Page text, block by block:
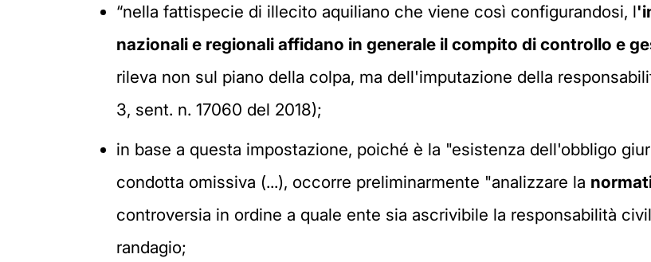
“nella fattispecie di illecito aquiliano che viene così configurandosi, l
nazionali e regionali affidano in generale il compito di controllo e
rileva non sul piano della colpa, ma dell'imputazione della
3, sent. n. 17060 del 2018);
in base a questa impostazione, poiché è la "esistenza dell'obbligo
condotta omissiva (...), occorre preliminarmente "analizzare la
controversia in ordine a quale ente sia ascrivibile la responsabilità
randagio;